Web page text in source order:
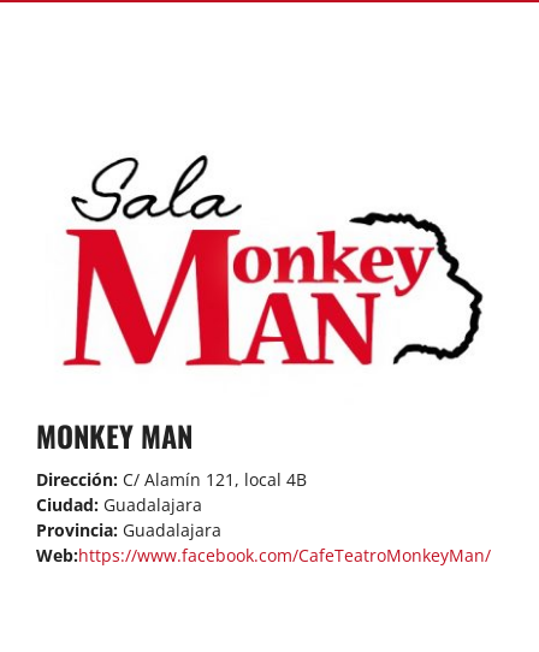
MONKEY MAN
Dirección: C/ Alamín 121, local 4B
Ciudad:Guadalajara
Provincia:Guadalajara
Web:https://www.facebook.com/CafeTeatroMonkeyMan/